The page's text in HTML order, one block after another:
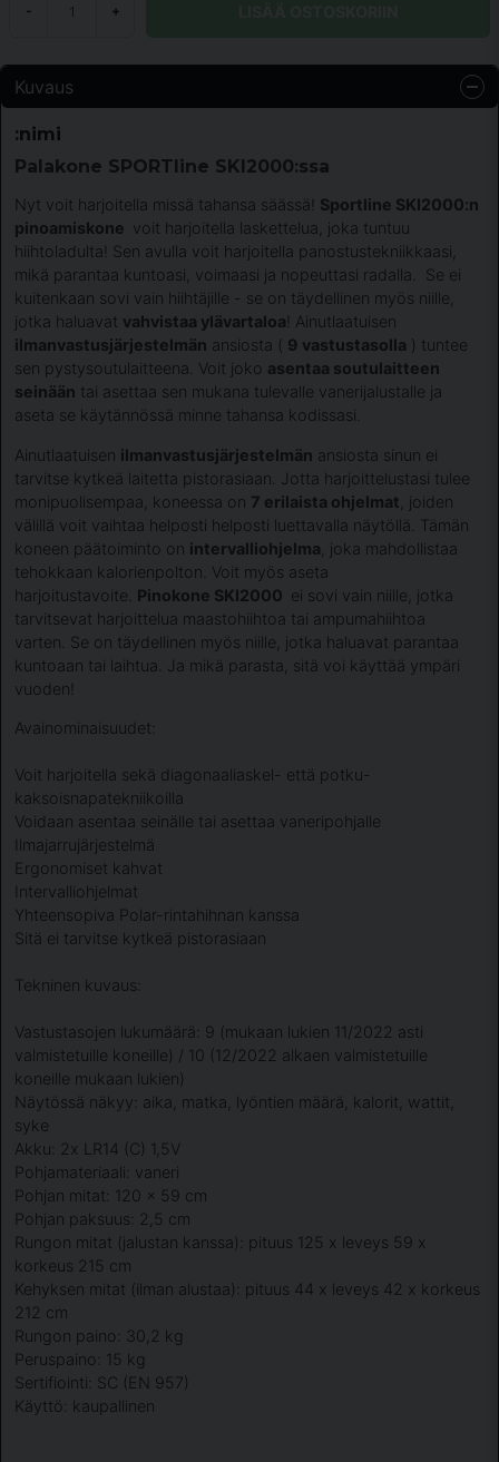
- +
Kuvaus
:nimi
Palakone SPORTline SKI2000:ssa
Nyt voit harjoitella missä tahansa säässä! Sportline SKI2000:n
pinoamiskone voit harjoitella laskettelua, joka tuntuu
hiihtoladulta! Sen avulla voit harjoitella panostustekniikkaasi,
mikä parantaa kuntoasi, voimaasi ja nopeuttasi radalla. Se ei
kuitenkaan sovi vain hiihtäjille - se on täydellinen myös niille,
jotka haluavat vahvistaa ylävartaloa ! Ainutlaatuisen
ilmanvastusjärjestelmän ansiosta ( 9 vastustasolla ) tuntee
sen pystysoutulaitteena. Voit joko asentaa soutulaitteen
seinään tai asettaa sen mukana tulevalle vanerijalustalle ja
aseta se käytännössä minne tahansa kodissasi.
Ainutlaatuisen ilmanvastusjärjestelmän ansiosta sinun ei
tarvitse kytkeä laitetta pistorasiaan. Jotta harjoittelustasi tulee
monipuolisempaa, koneessa on 7 erilaista ohjelmat , joiden
välillä voit vaihtaa helposti helposti luettavalla näytöllä. Tämän
koneen päätoiminto on intervalliohjelma , joka mahdollistaa
tehokkaan kalorienpolton. Voit myös aseta
harjoitustavoite. Pinokone SKI2000 ei ​​sovi vain niille, jotka
tarvitsevat harjoittelua maastohiihtoa tai ampumahiihtoa
varten. Se on täydellinen myös niille, jotka haluavat parantaa
kuntoaan tai laihtua. Ja mikä parasta, sitä voi käyttää ympäri
vuoden!
Avainominaisuudet:
Voit harjoitella sekä diagonaaliaskel- että potku-
kaksoisnapatekniikoilla
Voidaan asentaa seinälle tai asettaa vaneripohjalle
Ilmajarrujärjestelmä
Ergonomiset kahvat
Intervalliohjelmat
Yhteensopiva Polar-rintahihnan kanssa
Sitä ei tarvitse kytkeä pistorasiaan
Tekninen kuvaus:
Vastustasojen lukumäärä: 9 (mukaan lukien 11/2022 asti
valmistetuille koneille) / 10 (12/2022 alkaen valmistetuille
koneille mukaan lukien)
Näytössä näkyy: aika, matka, lyöntien määrä, kalorit, wattit,
syke
Akku: 2x LR14 (C) 1,5V
Pohjamateriaali: vaneri
Pohjan mitat: 120 x 59 cm
Pohjan paksuus: 2,5 cm
Rungon mitat (jalustan kanssa): pituus 125 x leveys 59 x
korkeus 215 cm
Kehyksen mitat (ilman alustaa): pituus 44 x leveys 42 x korkeus
212 cm
Rungon paino: 30,2 kg
Peruspaino: 15 kg
Sertifiointi: SC (EN 957)
Käyttö: kaupallinen